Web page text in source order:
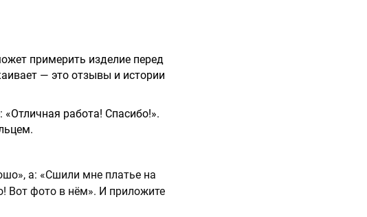
примерить изделие перед
— это отзывы и истории
работа! Спасибо!».
а: «Сшили мне платье на
Вот фото в нём». И приложите